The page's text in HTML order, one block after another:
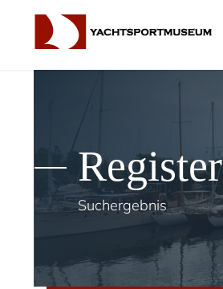
Register
Suchergebnis